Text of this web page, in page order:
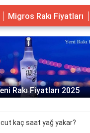
Migros Rakı Fiyatları
Rakı Fiyatları 2025
kaç saat yağ yakar?